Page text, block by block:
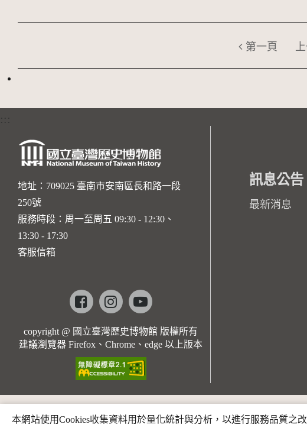
第一頁
:::
地址：709025 臺南市安南區長和路一段
250號
服務時段：周一至周五 09:30 - 12:30、
13:30 - 17:30
客服信箱
Facebookinstagramyoutube
copyright @ 國立臺灣歷史博物館 版權所有
建議瀏覽器 Firefox、Chrome、edge 以上版本
訊息公告
最新消息
本網站使用Cookies收集資料用於量化統計與分析，以進行服務品質